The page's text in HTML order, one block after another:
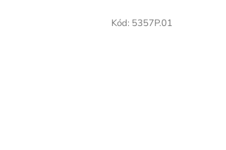
Kód: 5357P.01